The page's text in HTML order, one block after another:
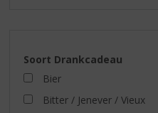
Soort Drankcadeau
Bier
Bitter / Jenever / Vieux